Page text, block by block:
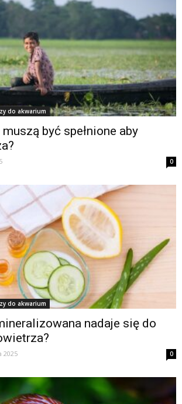
do akwarium
być spełnione aby
0
do akwarium
nadaje się do
2025 0